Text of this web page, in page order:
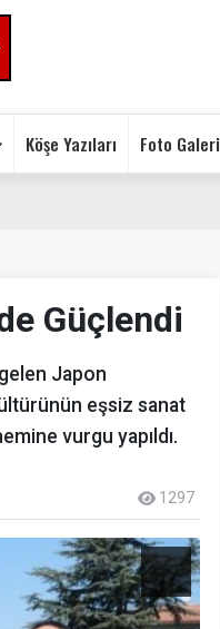
Köşe Yazıları Foto Galeri
Güçlendi
Japon
eşsiz sanat
vurgu yapıldı.
1297